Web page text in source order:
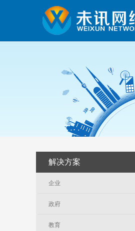
解决方案
企业
政府
教育